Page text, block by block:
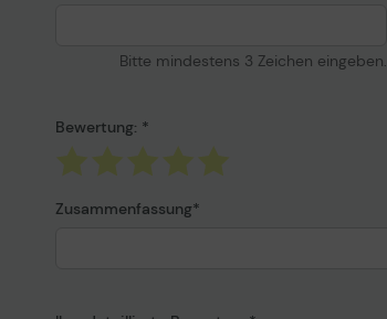
Bitte mindestens 3 Zeichen eingeben.
Bewertung:
Zusammenfassung